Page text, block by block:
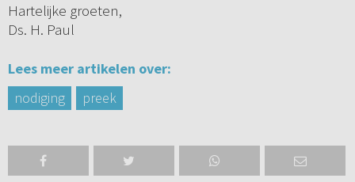
Hartelijke groeten,
Ds. H. Paul
Lees meer artikelen over:
nodiging
preek